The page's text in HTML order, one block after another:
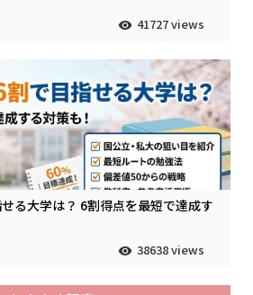
41727 views
る大学は？ 6割得点を最短で達成す
38638 views